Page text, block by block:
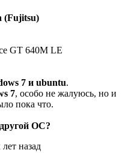
(Fujitsu)
GT 640M LE
7 и ubuntu.
7, особо не жалуюсь, но и
пока что.
ОС?
лет назад